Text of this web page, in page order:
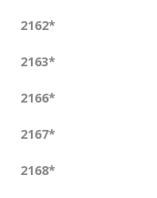
2162*
2163*
2166*
2167*
2168*